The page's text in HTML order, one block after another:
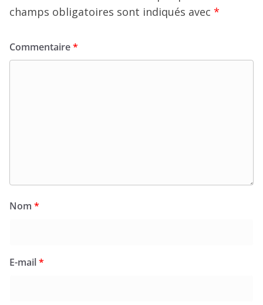
champs obligatoires sont indiqués avec *
Commentaire*
Nom *
E-mail*